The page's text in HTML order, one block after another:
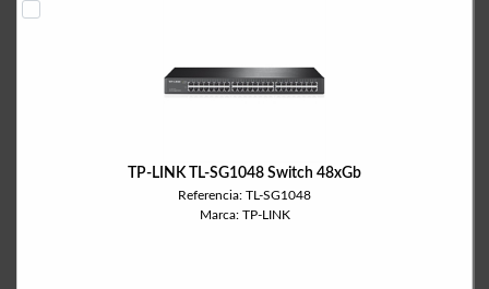
TP-LINK TL-SG1048 Switch 48xGb
Referencia: TL-SG1048
Marca: TP-LINK